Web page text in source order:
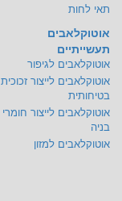
תאי לחות
אוטוקלאבים
תעשייתיים
אוטוקלאבים לגיפור
אוטוקלאבים לייצור זכוכית
בטיחותית
אוטוקלאבים לייצור חומרי
בניה
אוטוקלאבים למזון